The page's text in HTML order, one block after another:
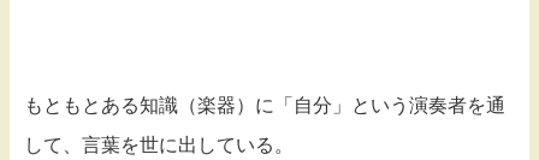
もともとある知識（楽器）に「自分」という演奏者を通
して、言葉を世に出している。